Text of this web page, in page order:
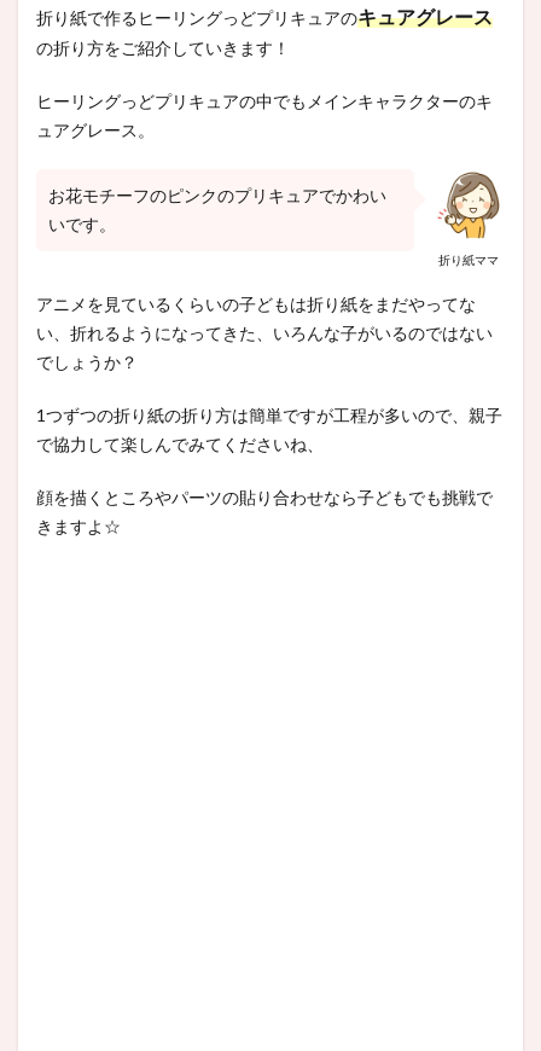
折り紙で作るヒーリングっどプリキュアのキュアグレース
の折り方をご紹介していきます！
ヒーリングっどプリキュアの中でもメインキャラクターのキ
ュアグレース。
折り紙ママ
お花モチーフのピンクのプリキュアでかわい
いです。
アニメを見ているくらいの子どもは折り紙をまだやってな
い、折れるようになってきた、いろんな子がいるのではない
でしょうか？
1つずつの折り紙の折り方は簡単ですが工程が多いので、親子
で協力して楽しんでみてくださいね、
顔を描くところやパーツの貼り合わせなら子どもでも挑戦で
きますよ☆